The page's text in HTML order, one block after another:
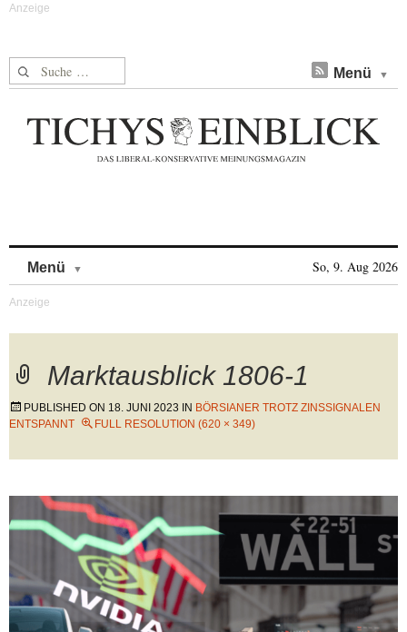
Suche nach: Menü
Menü So, 9. Aug 2026
Marktausblick 1806-1
PUBLISHED ON 18. JUNI 2023 IN BÖRSIANER TROTZ ZINSSIGNALEN
ENTSPANNT
FULL RESOLUTION (620 × 349)